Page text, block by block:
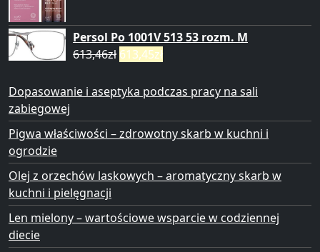
Persol Po 1001V 513 53 rozm. M
613,46zł 613,45zł
Dopasowanie i aseptyka podczas pracy na sali
zabiegowej
Pigwa właściwości – zdrowotny skarb w kuchni i
ogrodzie
Olej z orzechów laskowych – aromatyczny skarb w
kuchni i pielęgnacji
Len mielony – wartościowe wsparcie w codziennej
diecie